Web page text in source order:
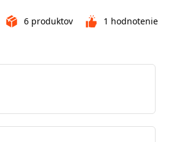
6 produktov 1 hodnotenie